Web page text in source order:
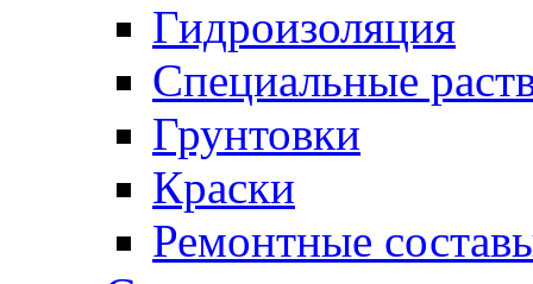
Гидроизоляция
Специальные
Грунтовки
Краски
Ремонтные